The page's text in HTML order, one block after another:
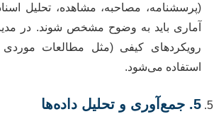
(پرسشنامه، مصاحبه، مشاهده، تحلیل
آماری باید به وضوح مشخص شوند. در
رویکردهای کیفی (مثل مطالعات موردی
استفاده می‌شود.
5. جمع‌آوری و تحلیل داده‌ها